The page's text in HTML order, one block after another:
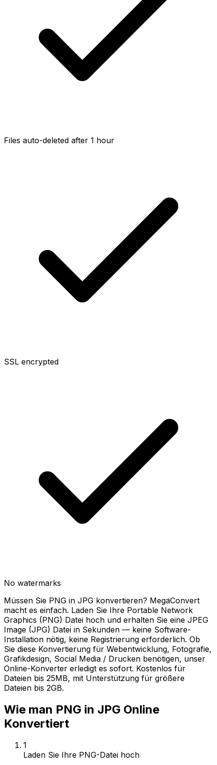
Files auto-deleted after 1 hour
SSL encrypted
No watermarks
Müssen Sie PNG in JPG konvertieren? MegaConvert
macht es einfach. Laden Sie Ihre Portable Network
Graphics (PNG) Datei hoch und erhalten Sie eine JPEG
Image (JPG) Datei in Sekunden — keine Software-
Installation nötig, keine Registrierung erforderlich. Ob
Sie diese Konvertierung für Webentwicklung, Fotografie,
Grafikdesign, Social Media / Drucken benötigen, unser
Online-Konverter erledigt es sofort. Kostenlos für
Dateien bis 25MB, mit Unterstützung für größere
Dateien bis 2GB.
Wie man PNG in JPG Online
Konvertiert
1
Laden Sie Ihre PNG-Datei hoch